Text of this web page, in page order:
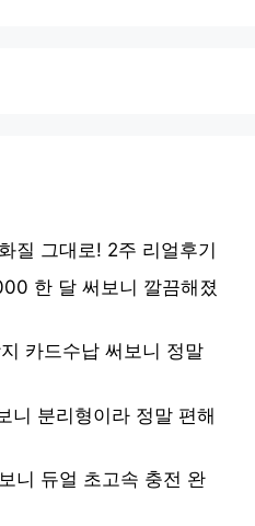
질 그대로! 2주 리얼후기
한 달 써보니 깔끔해졌
카드수납 써보니 정말
니 분리형이라 정말 편해
니 듀얼 초고속 충전 완